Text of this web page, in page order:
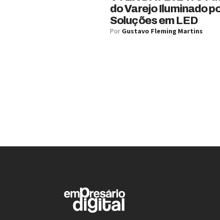
do Varejo Iluminado
Soluções em LED
Por Gustavo Fleming Martins